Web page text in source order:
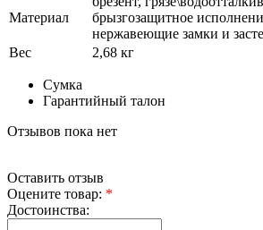
Материал
брызгозащитное
нержавеющие замки и
Вес
2,68 кг
Сумка
Гарантийный талон
Отзывов пока нет
Оставить отзыв
Оцените товар: *
Достоинства: